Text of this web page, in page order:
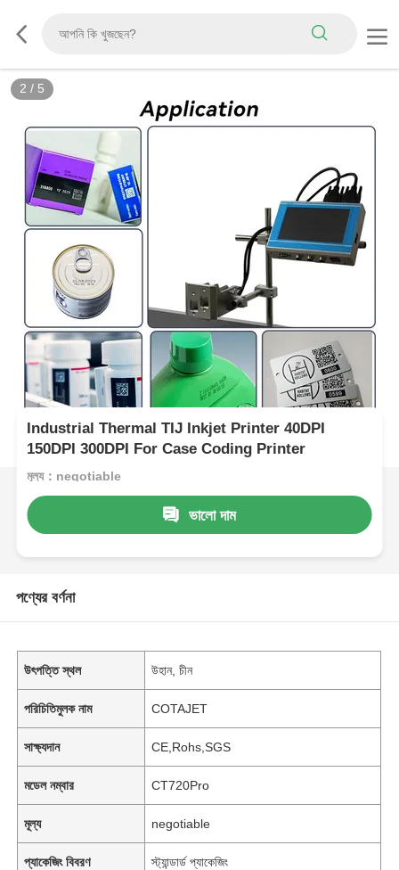
2 / 5
Industrial Thermal TIJ Inkjet Printer 40DPI
150DPI 300DPI For Case Coding Printer
মূল্য：negotiable
ভালো দাম
পণ্যের বর্ণনা
উৎপত্তি স্থল উহান, চীন
পরিচিতিমুলক নাম COTAJET
সাক্ষ্যদান CE,Rohs,SGS
মডেল নম্বার CT720Pro
মূল্য negotiable
প্যাকেজিং বিবরণ স্ট্যান্ডার্ড প্যাকেজিং